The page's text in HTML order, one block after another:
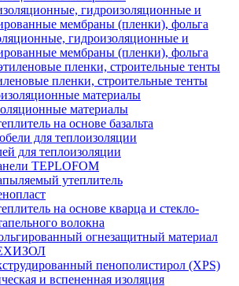
гидроизоляционные и
мембраны (пленки), фольга
пленки, строительные тенты
материалы
на основе базальта
для теплоизоляции
для теплоизоляции
TEPLOFOM
утеплитель
на основе кварца и стекло-
волокна
огнезащитный материал
пенополистирол (XPS)